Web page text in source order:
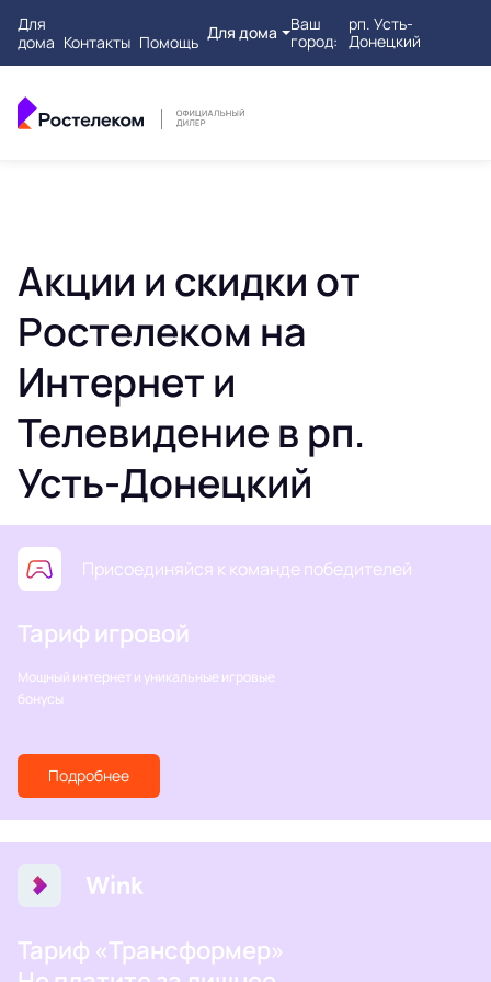
Для
дома Контакты Помощь Для дома
Ваш
город:
рп. Усть-
Донецкий
Акции и скидки от
Ростелеком на
Интернет и
Телевидение в рп.
Усть-Донецкий
Присоединяйся к команде победителей
Тариф игровой
Мощный интернет и уникальные игровые
бонусы
Подробнее
Тариф «Трансформер»